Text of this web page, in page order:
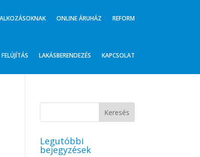
ONLINE ÁRUHÁZ REFORM
FELÚJÍTÁS LAKÁSBERENDEZÉS KAPCSOLAT
Legutóbbi
bejegyzések